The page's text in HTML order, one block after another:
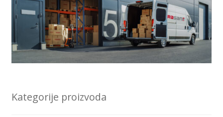
Kategorije proizvoda